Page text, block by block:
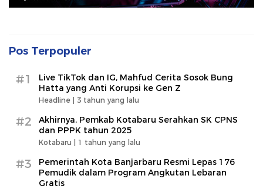
Pos Terpopuler
#1
Live TikTok dan IG, Mahfud Cerita Sosok Bung
Hatta yang Anti Korupsi ke Gen Z
Headline | 3 tahun yang lalu
#2
Akhirnya, Pemkab Kotabaru Serahkan SK CPNS
dan PPPK tahun 2025
Kotabaru | 1 tahun yang lalu
#3
Pemerintah Kota Banjarbaru Resmi Lepas 176
Pemudik dalam Program Angkutan Lebaran
Gratis